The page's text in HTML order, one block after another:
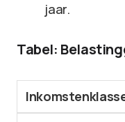
jaar.
Tabel: